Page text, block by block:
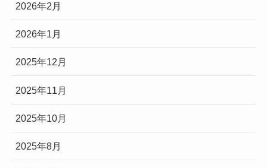
2026年2月
2026年1月
2025年12月
2025年11月
2025年10月
2025年8月